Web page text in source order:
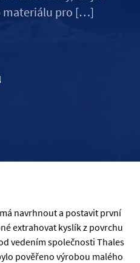
materiálu pro […]
navrhnout a postavit první
extrahovat kyslík z povrchu
vedením společnosti Thales
pověřeno výrobou malého